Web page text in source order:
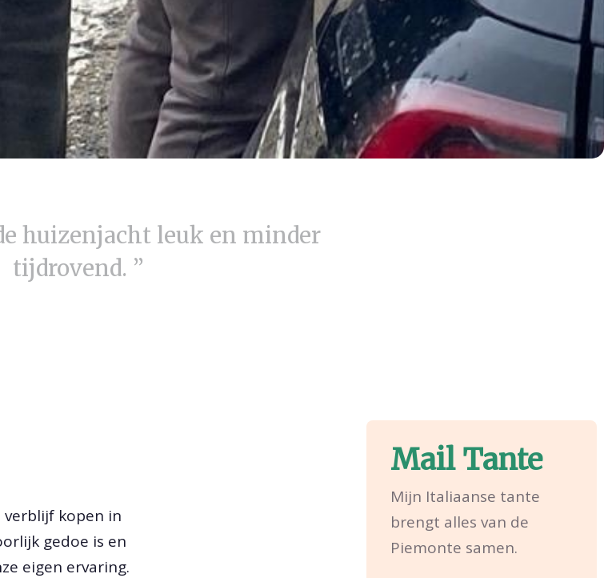
huizenjacht leuk en minder
tijdrovend. ”
kopen in
gedoe is en
eigen ervaring.
Mail Tante
Mijn Italiaanse tante
brengt alles van de
Piemonte samen.